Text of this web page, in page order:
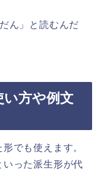
ん」と読むんだ
い方や例文
でも使えます。
った派生形が代